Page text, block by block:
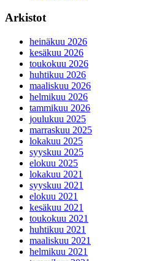
Arkistot
heinäkuu 2026
kesäkuu 2026
toukokuu 2026
huhtikuu 2026
maaliskuu 2026
helmikuu 2026
tammikuu 2026
joulukuu 2025
marraskuu 2025
lokakuu 2025
syyskuu 2025
elokuu 2025
lokakuu 2021
syyskuu 2021
elokuu 2021
kesäkuu 2021
toukokuu 2021
huhtikuu 2021
maaliskuu 2021
helmikuu 2021